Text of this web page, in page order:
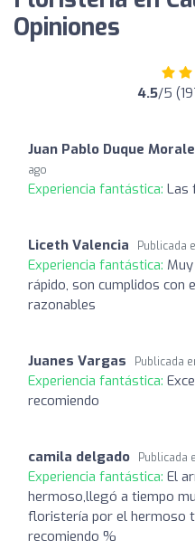
Opiniones
4.5/5
Juan Pablo Duque
ago
Experiencia fantástica: Las
Liceth Valencia Publicada
Experiencia fantástica:
rápido, son cumplidos con
razonables
Juanes Vargas Publicada
Experiencia fantástica:
recomiendo
camila delgado Publicada
Experiencia fantástica: El
hermoso,llegó a tiempo
floristería por el hermoso
recomiendo %